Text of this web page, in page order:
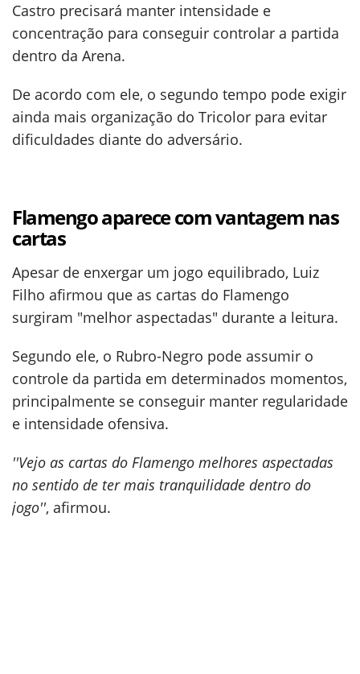
Castro precisará manter intensidade e
concentração para conseguir controlar a partida
dentro da Arena.
De acordo com ele, o segundo tempo pode exigir
ainda mais organização do Tricolor para evitar
dificuldades diante do adversário.
Flamengo aparece com vantagem nas
cartas
Apesar de enxergar um jogo equilibrado, Luiz
Filho afirmou que as cartas do Flamengo
surgiram "melhor aspectadas" durante a leitura.
Segundo ele, o Rubro-Negro pode assumir o
controle da partida em determinados momentos,
principalmente se conseguir manter regularidade
e intensidade ofensiva.
''Vejo as cartas do Flamengo melhores aspectadas
no sentido de ter mais tranquilidade dentro do
jogo'', afirmou.